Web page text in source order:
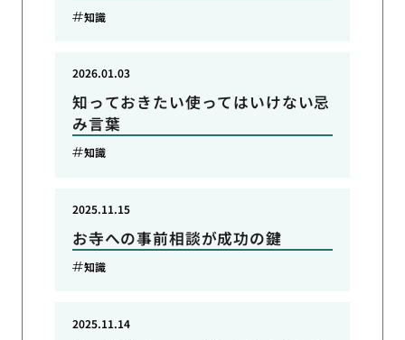
知識
知っておきたい使ってはいけない忌
み言葉
2026.01.03
知識
お寺への事前相談が成功の鍵
2025.11.15
知識
2025.11.14